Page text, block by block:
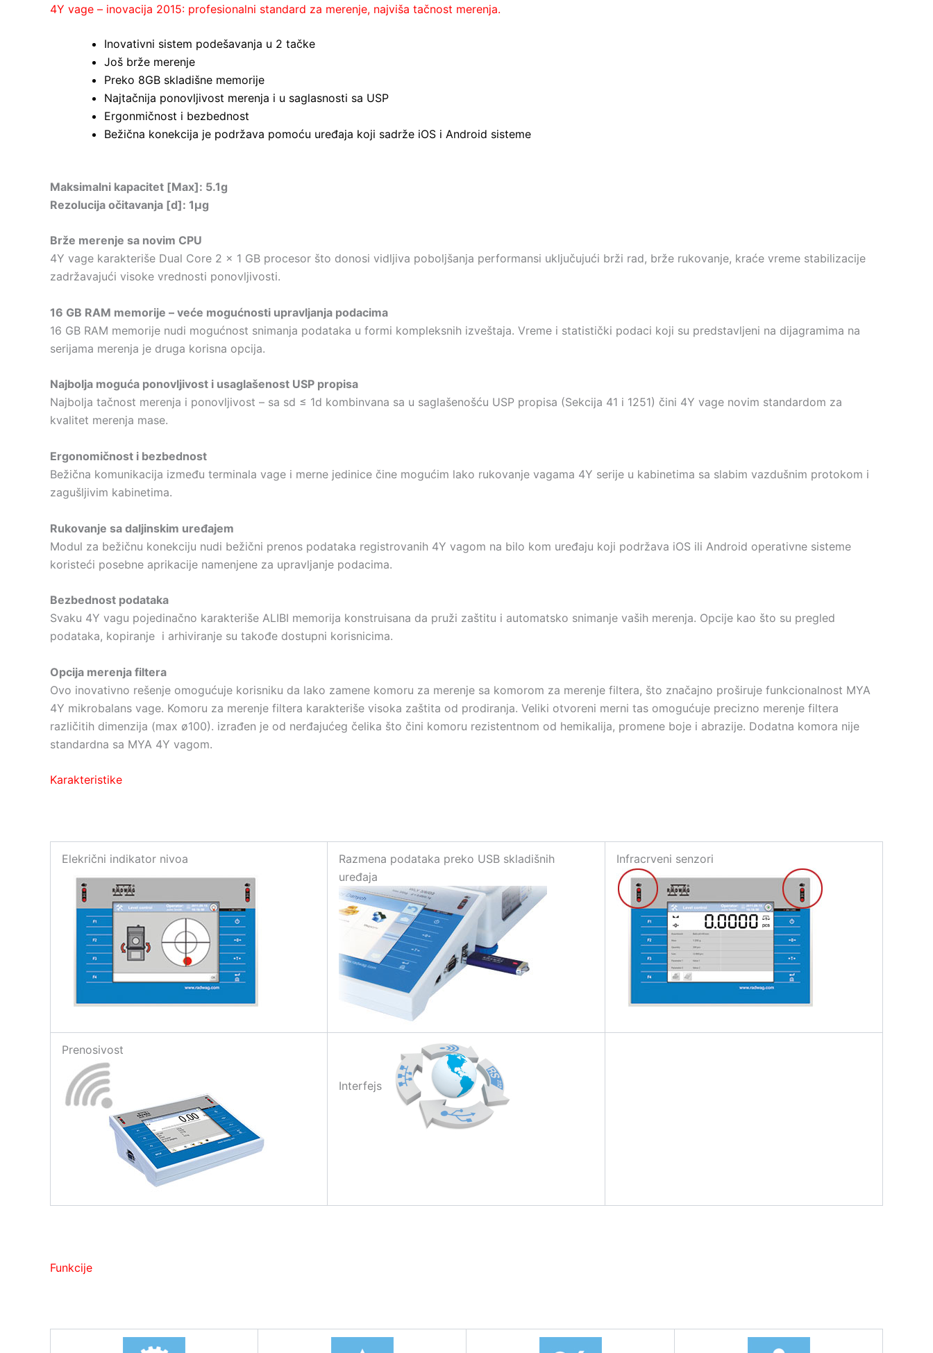
4Y vage – inovacija 2015: profesionalni standard za merenje, najviša tačnost merenja.
Inovativni sistem podešavanja u 2 tačke
Još brže merenje
Preko 8GB skladišne memorije
Najtačnija ponovljivost merenja i u saglasnosti sa USP
Ergonmičnost i bezbednost
Bežična konekcija je podržava pomoću uređaja koji sadrže iOS i Android sisteme
Maksimalni kapacitet [Max]: 5.1g
Rezolucija očitavanja [d]: 1µg
Brže merenje sa novim CPU
4Y vage karakteriše Dual Core 2 x 1 GB procesor što donosi vidljiva poboljšanja performansi uključujući brži rad, brže rukovanje, kraće vreme stabilizacije
zadržavajući visoke vrednosti ponovljivosti.
16 GB RAM memorije – veće mogućnosti upravljanja podacima
16 GB RAM memorije nudi mogućnost snimanja podataka u formi kompleksnih izveštaja. Vreme i statistički podaci koji su predstavljeni na dijagramima na
serijama merenja je druga korisna opcija.
Najbolja moguća ponovljivost i usaglašenost USP propisa
Najbolja tačnost merenja i ponovljivost – sa sd ≤ 1d kombinvana sa u saglašenošću USP propisa (Sekcija 41 i 1251) čini 4Y vage novim standardom za
kvalitet merenja mase.
Ergonomičnost i bezbednost
Bežična komunikacija između terminala vage i merne jedinice čine mogućim lako rukovanje vagama 4Y serije u kabinetima sa slabim vazdušnim protokom i
zagušljivim kabinetima.
Rukovanje sa daljinskim uređajem
Modul za bežičnu konekciju nudi bežični prenos podataka registrovanih 4Y vagom na bilo kom uređaju koji podržava iOS ili Android operativne sisteme
koristeći posebne aprikacije namenjene za upravljanje podacima.
Bezbednost podataka
Svaku 4Y vagu pojedinačno karakteriše ALIBI memorija konstruisana da pruži zaštitu i automatsko snimanje vaših merenja. Opcije kao što su pregled
podataka, kopiranje i arhiviranje su takođe dostupni korisnicima.
Opcija merenja filtera
Ovo inovativno rešenje omogućuje korisniku da lako zamene komoru za merenje sa komorom za merenje filtera, što značajno proširuje funkcionalnost MYA
4Y mikrobalans vage. Komoru za merenje filtera karakteriše visoka zaštita od prodiranja. Veliki otvoreni merni tas omogućuje precizno merenje filtera
različitih dimenzija (max ø100). izrađen je od nerđajućeg čelika što čini komoru rezistentnom od hemikalija, promene boje i abrazije. Dodatna komora nije
standardna sa MYA 4Y vagom.
Karakteristike
Elekrični indikator nivoa
Razmena podataka preko USB skladišnih
uređaja
Infracrveni senzori
Prenosivost
Interfejs
Funkcije